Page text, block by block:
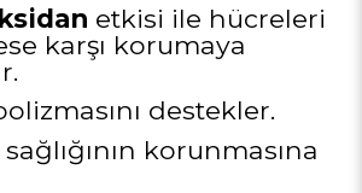
etkisi ile hücreleri
karşı korumaya
destekler.
korunmasına